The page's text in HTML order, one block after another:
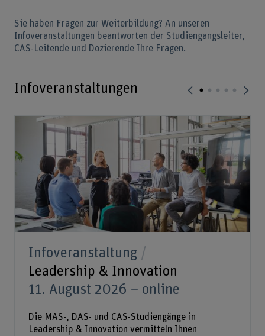
Sie haben Fragen zur Weiterbildung? An unseren
Infoveranstaltungen beantworten der Studiengangsleiter,
CAS-Leitende und Dozierende Ihre Fragen.
Infoveranstaltungen
Infoveranstaltung
Leadership & Innovation
11. August 2026 – online
Die MAS-, DAS- und CAS-Studiengänge in
Leadership & Innovation vermitteln Ihnen